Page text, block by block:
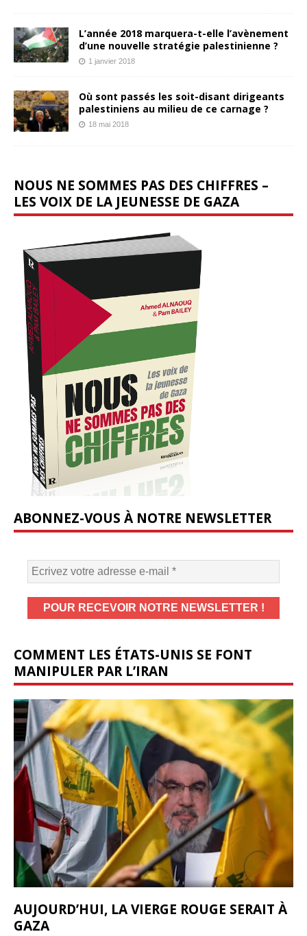
L’année 2018 marquera-t-elle l’avènement
d’une nouvelle stratégie palestinienne ?
1 janvier 2018
Où sont passés les soit-disant dirigeants
palestiniens au milieu de ce carnage ?
18 mai 2018
NOUS NE SOMMES PAS DES CHIFFRES –
LES VOIX DE LA JEUNESSE DE GAZA
ABONNEZ-VOUS À NOTRE NEWSLETTER
COMMENT LES ÉTATS-UNIS SE FONT
MANIPULER PAR L’IRAN
AUJOURD’HUI, LA VIERGE ROUGE SERAIT À
GAZA